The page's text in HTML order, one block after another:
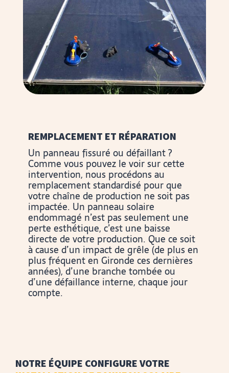
REMPLACEMENT ET RÉPARATION
Un panneau fissuré ou défaillant ?
Comme vous pouvez le voir sur cette
intervention, nous procédons au
remplacement standardisé pour que
votre chaîne de production ne soit pas
impactée. Un panneau solaire
endommagé n’est pas seulement une
perte esthétique, c’est une baisse
directe de votre production. Que ce soit
à cause d’un impact de grêle (de plus en
plus fréquent en Gironde ces dernières
années), d’une branche tombée ou
d’une défaillance interne, chaque jour
compte.
NOTRE ÉQUIPE CONFIGURE VOTRE